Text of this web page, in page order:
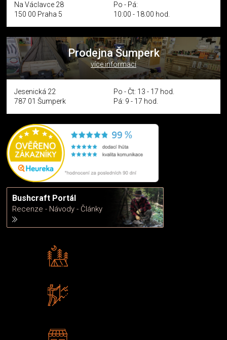
Na Václavce 28
150 00 Praha 5
Po - Pá:
10:00 - 18:00 hod.
Prodejna Šumperk
více informací
Jesenická 22
787 01 Šumperk
Po - Čt: 13 - 17 hod.
Pá: 9 - 17 hod.
Bushcraft Portál
Recenze - Návody - Články